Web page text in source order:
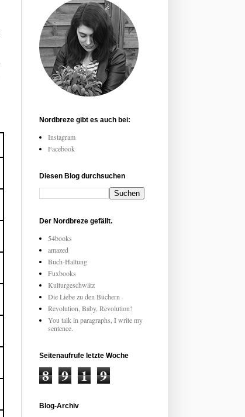
Nordbreze gibt es auch bei:
Instagram
Facebook
Diesen Blog durchsuchen
Der Nordbreze gefällt.
54books
amazed
Buch-Haltung
Fuxbooks
Kulturgeschwätz
Die Liebe zu den Büchern
Revolution, Baby, Revolution!
You talk in paragraphs, I write my
sentence.
Seitenaufrufe letzte Woche
8 9 1 9
Blog-Archiv